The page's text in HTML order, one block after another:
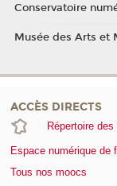
Conservatoire
Musée des Arts et
ACCÈS DIRECTS
Répertoire
Espace numérique de
Tous nos moocs